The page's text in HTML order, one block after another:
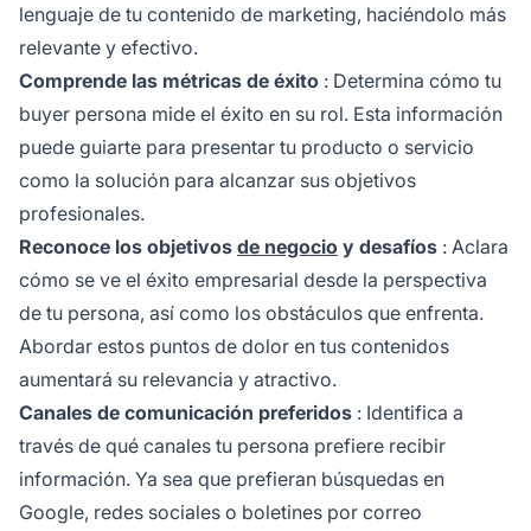
lenguaje de tu contenido de marketing, haciéndolo más
relevante y efectivo.
Comprende las métricas de éxito : Determina cómo tu
buyer persona mide el éxito en su rol. Esta información
puede guiarte para presentar tu producto o servicio
como la solución para alcanzar sus objetivos
profesionales.
Reconoce los objetivos de negocio y desafíos : Aclara
cómo se ve el éxito empresarial desde la perspectiva
de tu persona, así como los obstáculos que enfrenta.
Abordar estos puntos de dolor en tus contenidos
aumentará su relevancia y atractivo.
Canales de comunicación preferidos : Identifica a
través de qué canales tu persona prefiere recibir
información. Ya sea que prefieran búsquedas en
Google, redes sociales o boletines por correo